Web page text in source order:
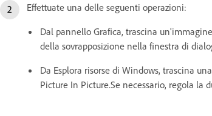
Effettuate una delle seguenti operazioni:
Dal pannello Grafica, trascina
della sovrapposizione nella finestra di
Da Esplora risorse di Windows, trascina
Picture In Picture.Se necessario, regola la